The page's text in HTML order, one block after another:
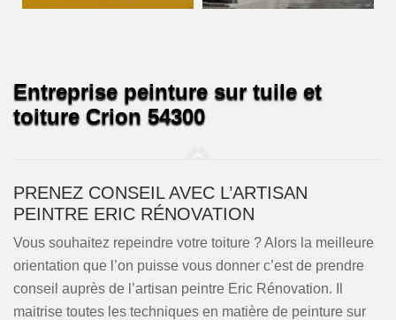
Entreprise peinture sur tuile et
toiture Crion 54300
PRENEZ CONSEIL AVEC L’ARTISAN
PEINTRE ERIC RÉNOVATION
Vous souhaitez repeindre votre toiture ? Alors la meilleure
orientation que l’on puisse vous donner c’est de prendre
conseil auprès de l’artisan peintre Eric Rénovation. Il
maitrise toutes les techniques en matière de peinture sur